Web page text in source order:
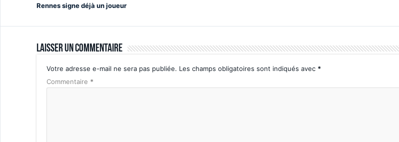
Rennes signe déjà un joueur
Laisser un commentaire
Votre adresse e-mail ne sera pas publiée. Les champs obligatoires sont indiqués avec *
Commentaire *